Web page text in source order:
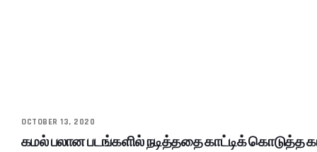
OCTOBER 13, 2020
கமல் பலான படங்களில் நடித்ததை காட்டிக் கொடுத்த